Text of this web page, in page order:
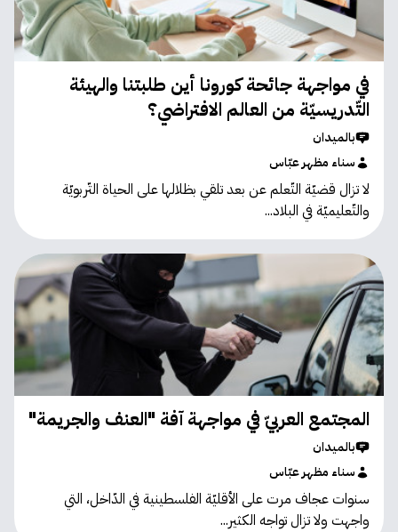
في مواجهة جائحة كورونا أين طلبتنا والهيئة
التّدريسيّة من العالم الافتراضي؟
بالميدان
سناء مظهر عبّاس
لا تزال قضيّة التّعلم عن بعد تلقي بظلالها على الحياة التّربويّة
والتّعليميّة في البلاد...
المجتمع العربيّ في مواجهة آفة "العنف والجريمة"
بالميدان
سناء مظهر عبّاس
سنوات عجاف مرت على الأقليّة الفلسطينية في الدّاخل، التي
واجهت ولا تزال تواجه الكثير...